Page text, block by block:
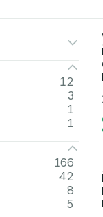
12
3
1
1
166
42
8
5